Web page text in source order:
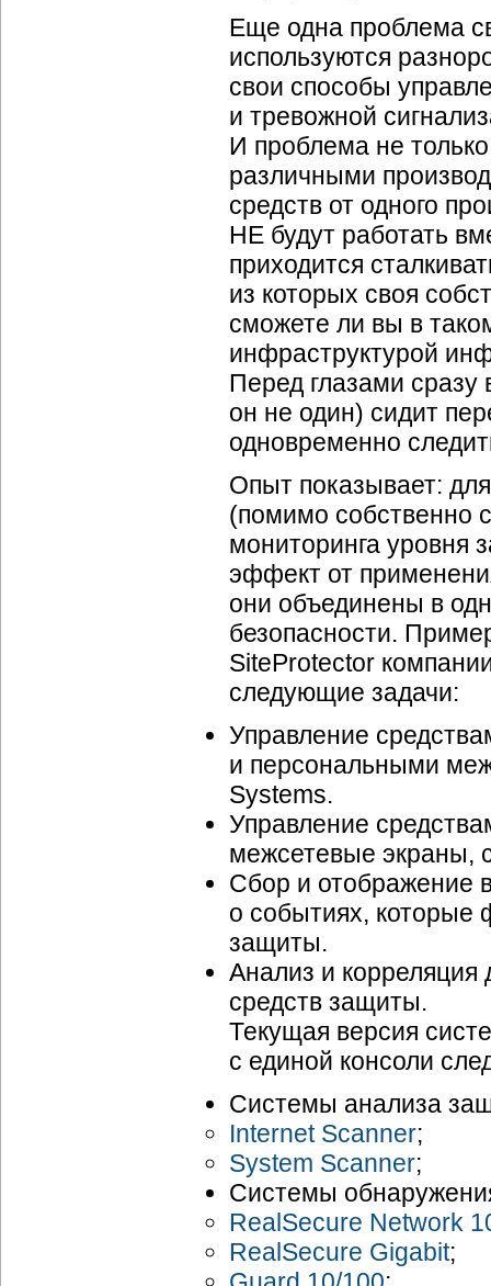
Еще одна проблема
используются
свои способы
и тревожной
И проблема не
различными
средств от одного
НЕ будут работать
приходится
из которых своя
сможете ли вы в
инфраструктурой
Перед глазами
он не один) сидит
одновременно
Опыт показывает:
(помимо собственно
мониторинга уровня
эффект от
они объединены в
безопасности.
SiteProtector
следующие задачи:
Управление
и персональными
Systems.
Управление
межсетевые экраны,
Сбор и отображение
о событиях, которые
защиты.
Анализ и
средств защиты.
Текущая версия
с единой консоли
Системы анализа
Internet Scanner;
System Scanner;
Системы
RealSecure Network
RealSecure Gigabit;